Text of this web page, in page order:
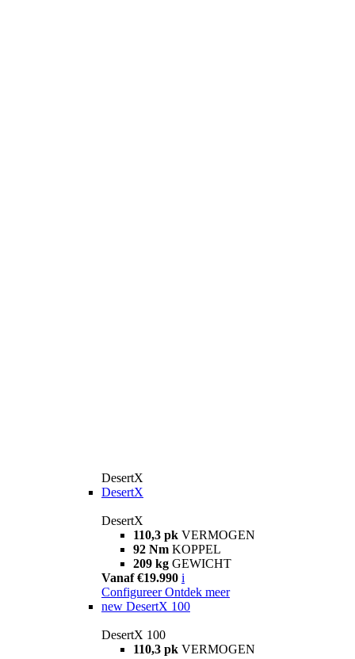
DesertX
DesertX
DesertX
110,3 pk VERMOGEN
92 Nm KOPPEL
209 kg GEWICHT
Vanaf €19.990 i
Configureer Ontdek meer
new DesertX 100
DesertX 100
110,3 pk VERMOGEN